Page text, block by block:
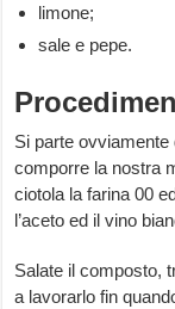
limone;
sale e pepe.
Si parte
comporre la nostra
ciotola la farina 00
l’aceto ed il vino
Salate il composto,
a lavorarlo fin